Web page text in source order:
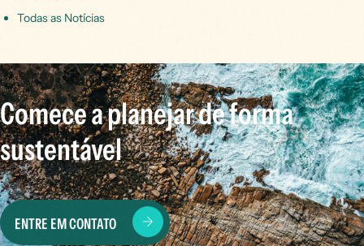
Todas as Notícias
Comece a planejar de forma
sustentável
ENTRE EM CONTATO